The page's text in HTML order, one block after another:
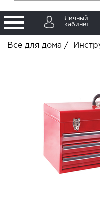
Личный
кабинет
Все для дома /